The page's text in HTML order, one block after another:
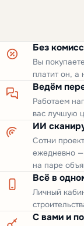
Без
Вы
платит он, а
Ведём
Работаем
вас лучшую
ИИ
Сотни
ежедневно —
на паре
Всё в
Личный
С вами и